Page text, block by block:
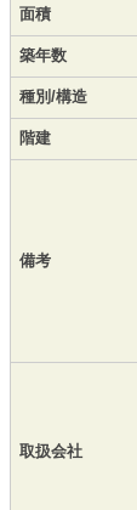
面積
築年数
種別/構造
階建
備考
取扱会社